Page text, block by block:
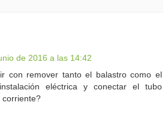
de 2016 a las 14:42
con remover tanto el balastro como el
eléctrica y conectar el tubo
corriente?